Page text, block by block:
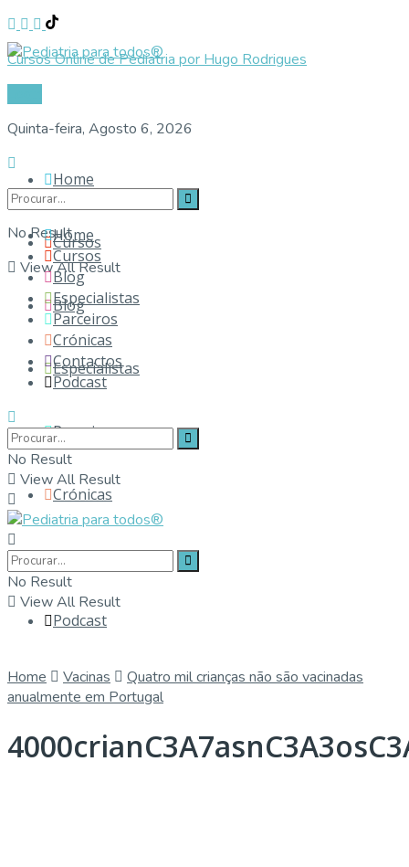
Cursos Online de Pediatria por Hugo Rodrigues
Quinta-feira, Agosto 6, 2026
No Result
View All Result
Home
Cursos
Blog
Especialistas
Parceiros
Crónicas
Contactos
Podcast
Home
Cursos
Blog
Especialistas
Parceiros
Crónicas
Contactos
Podcast
No Result
View All Result
No Result
View All Result
Home Vacinas
Quatro mil crianças não são vacinadas
anualmente em Portugal